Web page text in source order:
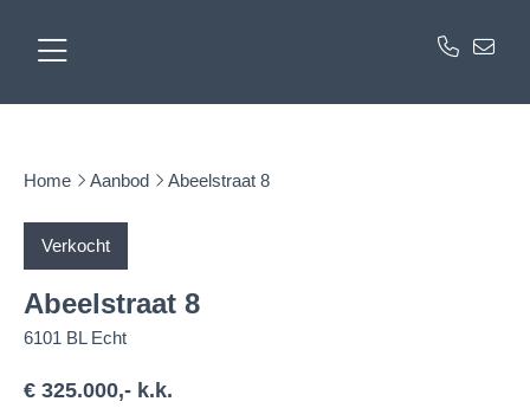
Home Aanbod Abeelstraat 8
Verkocht
Abeelstraat 8
6101 BL Echt
€ 325.000,- k.k.